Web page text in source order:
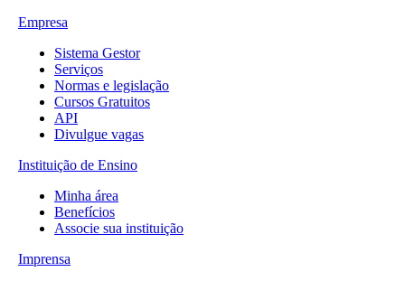
Empresa
Sistema Gestor
Serviços
Normas e legislação
Cursos Gratuitos
API
Divulgue vagas
Instituição de Ensino
Minha área
Benefícios
Associe sua instituição
Imprensa